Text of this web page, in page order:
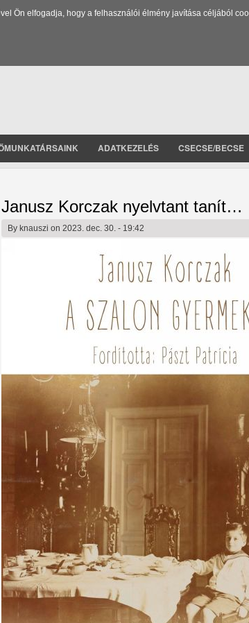
Ön elfogadja, hogy a felhasználói élmény javítása céljából
ADATKEZELÉS CSECSE/BECSE
Janusz Korczak nyelvtant tanít…
By knauszi on 2023. dec. 30. - 19:42